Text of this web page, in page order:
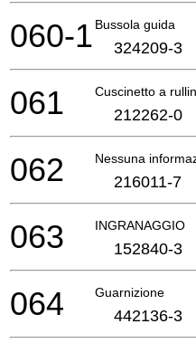
Bussola guida
060-1 324209-3
Cuscinetto a
061 212262-0
Nessuna
062 216011-7
INGRANAGGIO
063 152840-3
Guarnizione
064 442136-3